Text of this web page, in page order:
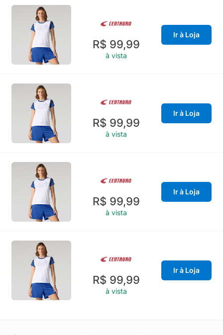
R$ 99,99
à vista
Ir à Loja
R$ 99,99
à vista
Ir à Loja
R$ 99,99
à vista
Ir à Loja
R$ 99,99
à vista
Ir à Loja